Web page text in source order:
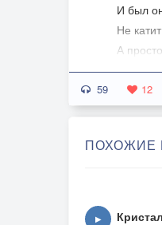
И был
Не
А
Потом
Решали
И Мишка
Сказал
59 12
ПОХОЖИЕ
▶